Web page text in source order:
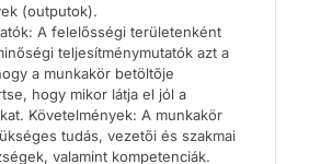
(outputok).
A felelősségi területenként
teljesítménymutatók azt a
a munkakör betöltője
hogy mikor látja el jól a
Követelmények: A munkakör
tudás, vezetői és szakmai
valamint kompetenciák.